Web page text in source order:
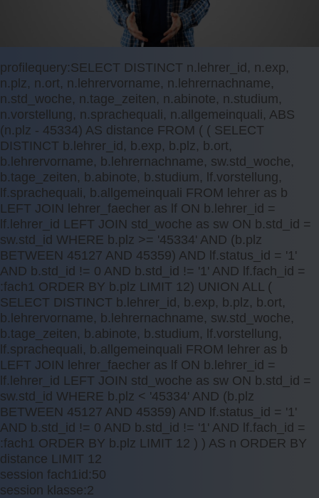
profilequery:SELECT DISTINCT n.lehrer_id, n.exp,
n.plz, n.ort, n.lehrervorname, n.lehrernachname,
n.std_woche, n.tage_zeiten, n.abinote, n.studium,
n.vorstellung, n.sprachequali, n.allgemeinquali, ABS
(n.plz - 45334) AS distance FROM ( ( SELECT
DISTINCT b.lehrer_id, b.exp, b.plz, b.ort,
b.lehrervorname, b.lehrernachname, sw.std_woche,
b.tage_zeiten, b.abinote, b.studium, lf.vorstellung,
lf.sprachequali, b.allgemeinquali FROM lehrer as b
LEFT JOIN lehrer_faecher as lf ON b.lehrer_id =
lf.lehrer_id LEFT JOIN std_woche as sw ON b.std_id =
sw.std_id WHERE b.plz >= '45334' AND (b.plz
BETWEEN 45127 AND 45359) AND lf.status_id = '1'
AND b.std_id != 0 AND b.std_id != '1' AND lf.fach_id =
:fach1 ORDER BY b.plz LIMIT 12) UNION ALL (
SELECT DISTINCT b.lehrer_id, b.exp, b.plz, b.ort,
b.lehrervorname, b.lehrernachname, sw.std_woche,
b.tage_zeiten, b.abinote, b.studium, lf.vorstellung,
lf.sprachequali, b.allgemeinquali FROM lehrer as b
LEFT JOIN lehrer_faecher as lf ON b.lehrer_id =
lf.lehrer_id LEFT JOIN std_woche as sw ON b.std_id =
sw.std_id WHERE b.plz < '45334' AND (b.plz
BETWEEN 45127 AND 45359) AND lf.status_id = '1'
AND b.std_id != 0 AND b.std_id != '1' AND lf.fach_id =
:fach1 ORDER BY b.plz LIMIT 12 ) ) AS n ORDER BY
distance LIMIT 12
session fach1id:50
session klasse:2